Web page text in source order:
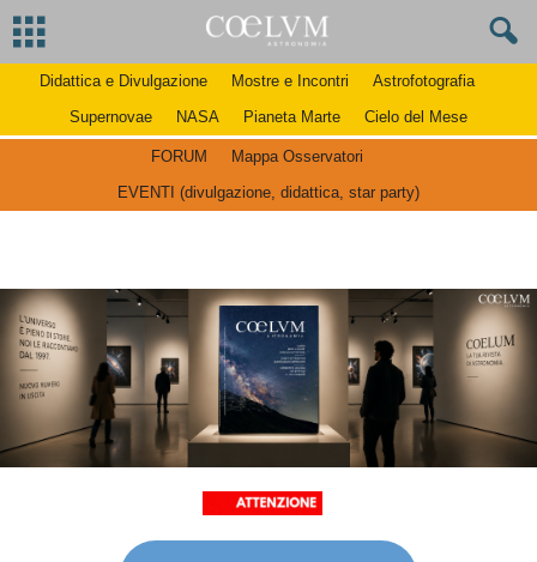
Didattica e Divulgazione Mostre e Incontri
Astrofotografia
Supernovae
NASA Pianeta Marte Cielo del Mese
FORUM
Mappa Osservatori
EVENTI (divulgazione, didattica, star party)